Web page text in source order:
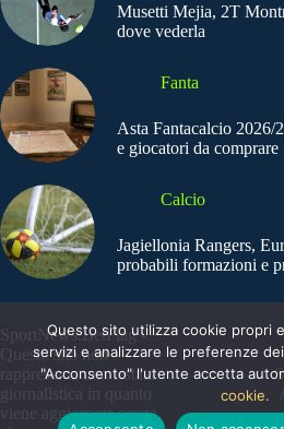
Musetti Mejia, 2T
dove vederla
Fanta
Asta Fantacalcio 2026/
e giocatori da comprare
Calcio
Jagiellonia Rangers,
probabili formazioni e
SportNews.BetFlag -
Questo sito non
rappresenta una testata
giornalistica in quanto
viene aggiornato senza
Questo sito utilizza cookie propri
servizi e analizzare le preferenze
"Acconsento" l'utente accetta
cookie.